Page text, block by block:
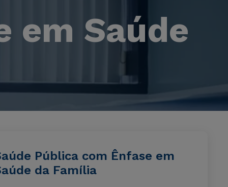
em Saúde
Pública com Ênfase em
da Família